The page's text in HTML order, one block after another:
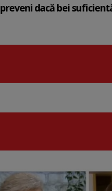
preveni dacă bei